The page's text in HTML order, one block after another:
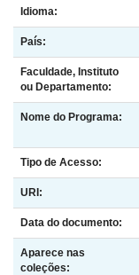
Idioma:
País:
Faculdade, Instituto
ou Departamento:
Nome do Programa:
Tipo de Acesso:
URI:
Data do documento:
Aparece nas
coleções: